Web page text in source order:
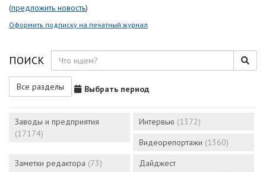
(предложить новость)
Оформить подписку на печатный журнал
ПОИСК
Все разделы Выбрать период
Заводы и предприятия
(17174)
Интервью (1372)
Видеорепортажи (1360)
Заметки редактора (73)
Дайджест